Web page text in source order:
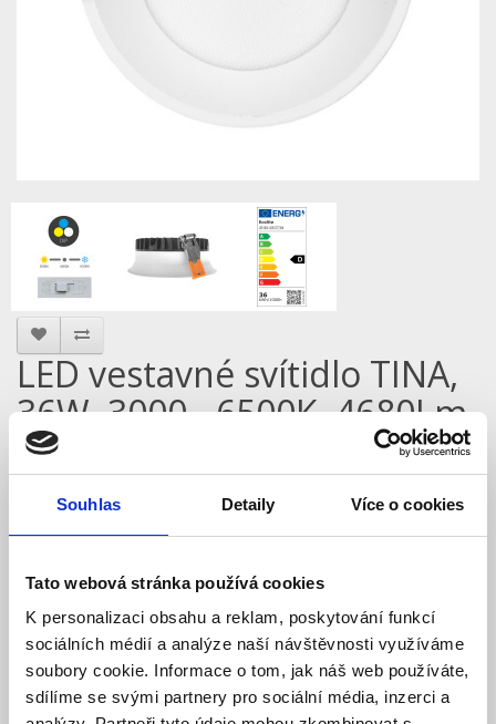
Souhlas Detaily Více o cookies
Tato webová stránka používá cookies
K personalizaci obsahu a reklam, poskytování funkcí
sociálních médií a analýze naší návštěvnosti využíváme
soubory cookie. Informace o tom, jak náš web používáte,
sdílíme se svými partnery pro sociální média, inzerci a
LED vestavné svítidlo TINA,
36W, 3000 - 6500K, 4680Lm,
kulaté
Model: LED-IN01R-UGR/CCT/36W | Výrobce:
ECOLITE
577,69 Kč
Vaše cena včetně DPH:
699 Kč
Dostupnost:
Skladem
Množství